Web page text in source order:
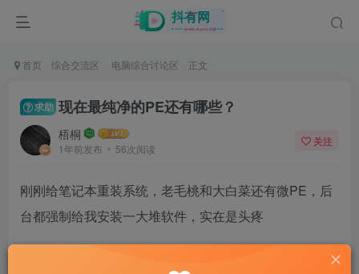
首页 综合交流区 电脑综合讨论区 正文
求助 现在最纯净的PE还有哪些？
梧桐
1年前发布 56次阅读
关注
刚刚给笔记本重装系统，老毛桃和大白菜还有微PE，后
台都强制给我安装一大堆软件，实在是头疼